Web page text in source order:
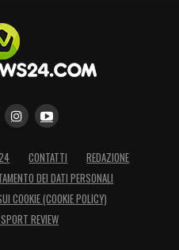
CONTATTI
REDAZIONE
DEI DATI PERSONALI
COOKIE (COOKIE POLICY)
REVIEW